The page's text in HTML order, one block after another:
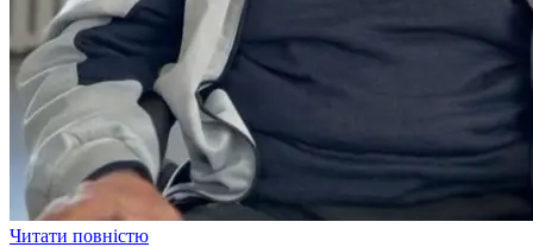
Читати повністю